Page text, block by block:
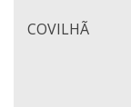
COVILHÃ